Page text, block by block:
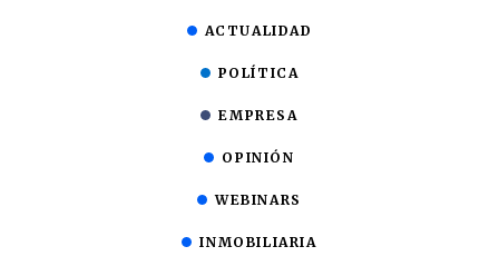
ACTUALIDAD
POLÍTICA
EMPRESA
OPINIÓN
WEBINARS
INMOBILIARIA